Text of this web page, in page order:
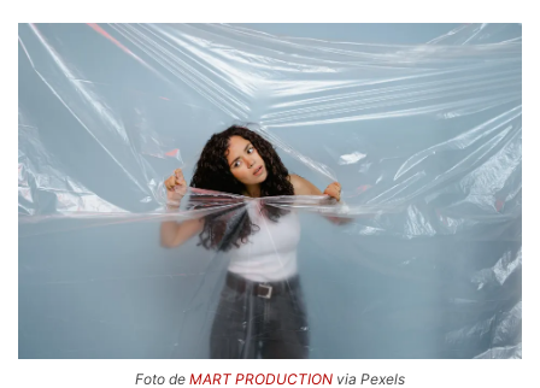
Foto de MART PRODUCTION via Pexels